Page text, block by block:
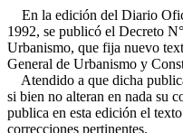
En la edición del Diario
1992, se publicó el Decreto
Urbanismo, que fija nuevo
General de Urbanismo y
Atendido a que dicha
si bien no alteran en nada su
publica en esta edición el
correcciones pertinentes.